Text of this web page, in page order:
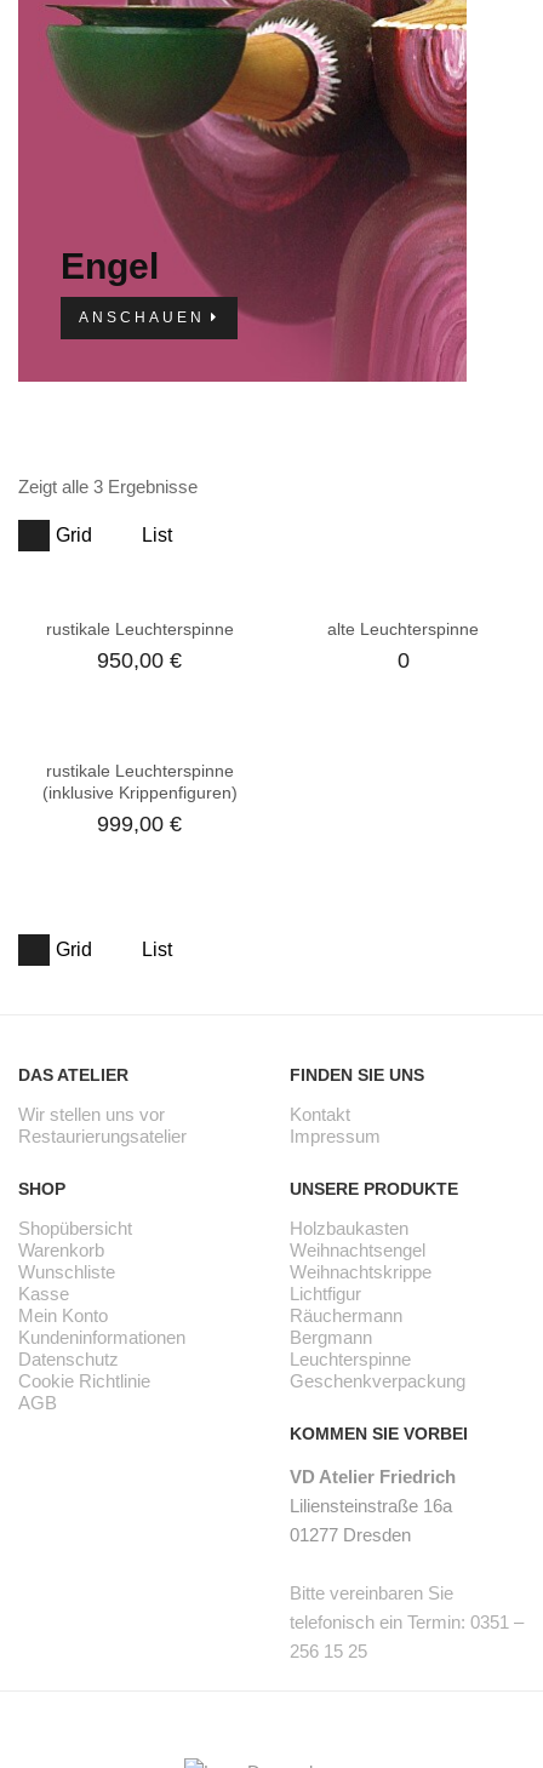
Engel
ANSCHAUEN
Zeigt alle 3 Ergebnisse
Grid List
rustikale Leuchterspinne
950,00€
alte Leuchterspinne
0
rustikale Leuchterspinne
(inklusive Krippenfiguren)
999,00€
Grid List
DAS ATELIER
Wir stellen uns vor
Restaurierungsatelier
SHOP
Shopübersicht
Warenkorb
Wunschliste
Kasse
Mein Konto
Kundeninformationen
Datenschutz
Cookie Richtlinie
AGB
FINDEN SIE UNS
Kontakt
Impressum
UNSERE PRODUKTE
Holzbaukasten
Weihnachtsengel
Weihnachtskrippe
Lichtfigur
Räuchermann
Bergmann
Leuchterspinne
Geschenkverpackung
KOMMEN SIE VORBEI
VD Atelier Friedrich
Liliensteinstraße 16a
01277 Dresden
Bitte vereinbaren Sie
telefonisch ein Termin: 0351 –
256 15 25